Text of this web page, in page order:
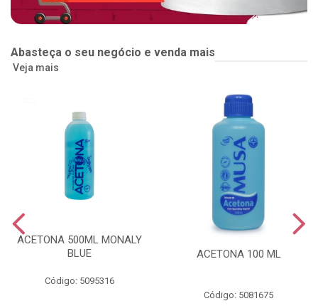
Abasteça o seu negócio e venda mais
Veja mais
ACETONA 500ML MONALY
BLUE
Código: 5095316
ACETONA 100 ML
Código: 5081675